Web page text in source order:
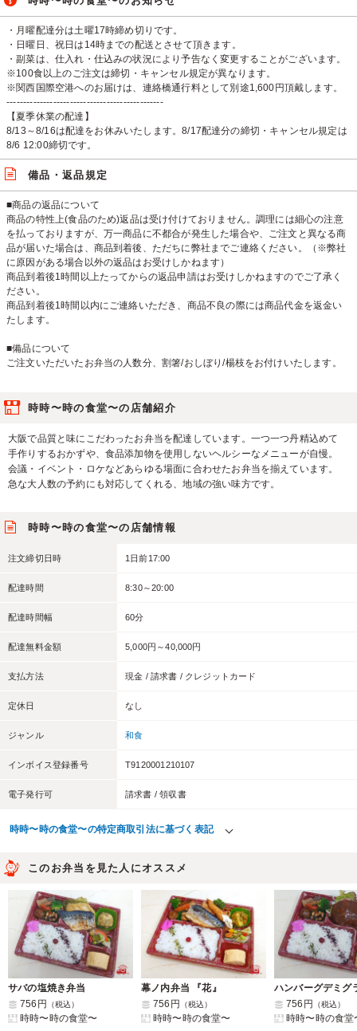
・月曜配達分は土曜17時締め切りです。
・日曜日、祝日は14時までの配送とさせて頂きます。
・副菜は、仕入れ・仕込みの状況により予告なく変更することがございます。
※100食以上のご注文は締切・キャンセル規定が異なります。
※関西国際空港へのお届けは、連絡橋通行料として別途1,600円頂戴します。
-----------------------------------------------
【夏季休業の配達】
8/13～8/16は配達をお休みいたします。8/17配達分の締切・キャンセル規定は
8/6 12:00締切です。
備品・返品規定
■商品の返品について
商品の特性上(食品のため)返品は受け付けておりません。調理には細心の注意
を払っておりますが、万一商品に不都合が発生した場合や、ご注文と異なる商
品が届いた場合は、商品到着後、ただちに弊社までご連絡ください。（※弊社
に原因がある場合以外の返品はお受けしかねます）
商品到着後1時間以上たってからの返品申請はお受けしかねますのでご了承く
ださい。
商品到着後1時間以内にご連絡いただき、商品不良の際には商品代金を返金い
たします。
■備品について
ご注文いただいたお弁当の人数分、割箸/おしぼり/楊枝をお付けいたします。
時時〜時の食堂〜の店舗紹介
大阪で品質と味にこだわったお弁当を配達しています。一つ一つ丹精込めて
手作りするおかずや、食品添加物を使用しないヘルシーなメニューが自慢。
会議・イベント・ロケなどあらゆる場面に合わせたお弁当を揃えています。
急な大人数の予約にも対応してくれる、地域の強い味方です。
時時〜時の食堂〜の店舗情報
注文締切日時 1日前17:00
配達時間 8:30～20:00
配達時間幅 60分
配達無料金額 5,000円～40,000円
支払方法 現金 / 請求書 / クレジットカード
定休日 なし
ジャンル 和食
インボイス登録番号 T9120001210107
電子発行可 請求書 / 領収書
時時〜時の食堂〜の特定商取引法に基づく表記
このお弁当を見た人にオススメ
サバの塩焼き弁当
756円
（税込）
時時〜時の食堂〜
幕ノ内弁当 『花』
756円
（税込）
時時〜時の食堂〜
756円 （税込）
時時〜時の食堂